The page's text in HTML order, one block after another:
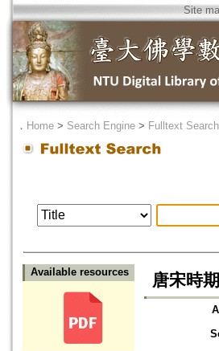
Site
． Home > Search Engine > Fulltext Search
Available resources 唐宋時